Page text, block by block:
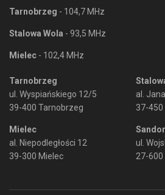
Tarnobrzeg - 104,7 MHz
Stalowa Wola - 93,5 MHz
Mielec - 102,4 MHz
Tarnobrzeg
ul. Wyspiańskiego 12/5
39-400 Tarnobrzeg
Mielec
al. Niepodległości 12
39-300 Mielec
al.
37-450
ul.
27-